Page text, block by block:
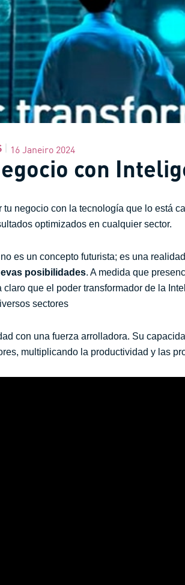
16 Janeiro 2024
con
negocio con la tecnología que lo está
optimizados en cualquier sector.
es un concepto futurista; es una
posibilidades. A medida que
que el poder transformador de la
sectores
con una fuerza arrolladora. Su
multiplicando la productividad y las